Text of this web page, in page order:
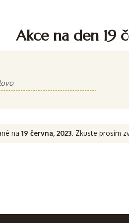
Akce na den 19
na 19 června, 2023. Zkuste prosím